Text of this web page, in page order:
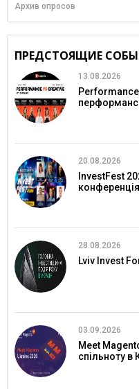
Архив опросов
ПРЕДСТОЯЩИЕ
13.08.2026
20.08.2026
InvestFest
конференція
28.08.2026
Lviv Invest
03.09.2026
Meet
спільноту в